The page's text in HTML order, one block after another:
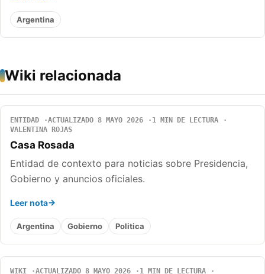
Argentina
Wiki relacionada
ENTIDAD ACTUALIZADO 8 MAYO 2026
1 MIN DE LECTURA
VALENTINA ROJAS
Casa Rosada
Entidad de contexto para noticias sobre Presidencia,
Gobierno y anuncios oficiales.
Leer nota
Argentina Gobierno Politica
WIKI ACTUALIZADO 8 MAYO 2026
1 MIN DE LECTURA